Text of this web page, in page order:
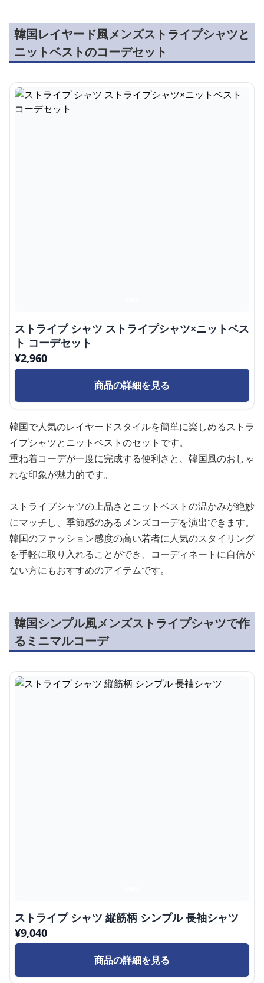
韓国レイヤード風メンズストライプシャツと
ニットベストのコーデセット
ストライプ シャツ ストライプシャツ×ニットベス
ト コーデセット
¥2,960
商品の詳細を見る
韓国で人気のレイヤードスタイルを簡単に楽しめるストラ
イプシャツとニットベストのセットです。
重ね着コーデが一度に完成する便利さと、韓国風のおしゃ
れな印象が魅力的です。
ストライプシャツの上品さとニットベストの温かみが絶妙
にマッチし、季節感のあるメンズコーデを演出できます。
韓国のファッション感度の高い若者に人気のスタイリング
を手軽に取り入れることができ、コーディネートに自信が
ない方にもおすすめのアイテムです。
韓国シンプル風メンズストライプシャツで作
るミニマルコーデ
ストライプ シャツ 縦筋柄 シンプル 長袖シャツ
¥9,040
商品の詳細を見る